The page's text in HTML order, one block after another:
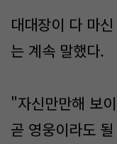
대대장이 다 마
는 계속 말했다.
"자신만만해 보
곧 영웅이라도